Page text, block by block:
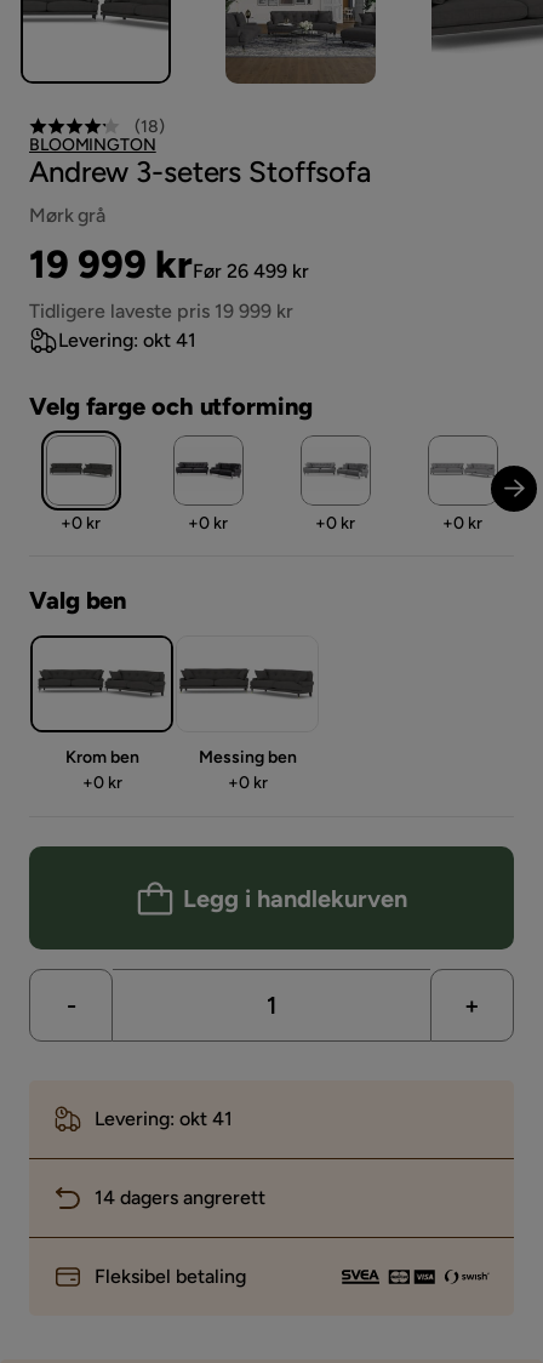
(18)
BLOOMINGTON
Andrew 3-seters Stoffsofa
Mørk grå
Pris
19 999 kr
Original
Pris
Før 26 499 kr
Tidligere laveste pris 19 999 kr
Levering: okt 41
Velg farge och utforming
Pris
+0 kr Pris
+0 kr Pris
+0 kr Pris
+0 kr
Valg ben
Krom ben
Pris
+0 kr
Messing ben
Pris
+0 kr
Legg i handlekurven
- +
Levering: okt 41
14 dagers angrerett
Fleksibel betaling